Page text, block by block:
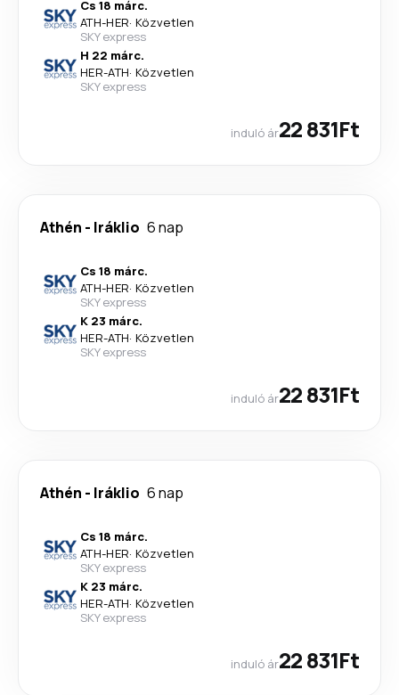
Cs 18 márc.
ATH-HER· Közvetlen
SKY express
H 22 márc.
HER-ATH· Közvetlen
SKY express
induló ár22 831Ft
Athén - Iráklio 6 nap
Cs 18 márc.
ATH-HER· Közvetlen
SKY express
K 23 márc.
HER-ATH· Közvetlen
SKY express
induló ár22 831Ft
Athén - Iráklio 6 nap
Cs 18 márc.
ATH-HER· Közvetlen
SKY express
K 23 márc.
HER-ATH· Közvetlen
SKY express
induló ár22 831Ft